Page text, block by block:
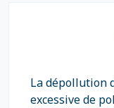
La dépollution
excessive de